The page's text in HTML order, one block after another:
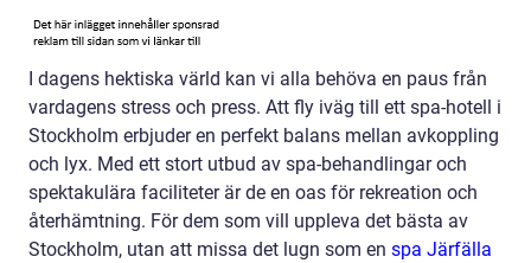
I dagens hektiska värld kan vi alla behöva en paus från
vardagens stress och press. Att fly iväg till ett spa-hotell i
Stockholm erbjuder en perfekt balans mellan avkoppling
och lyx. Med ett stort utbud av spa-behandlingar och
spektakulära faciliteter är de en oas för rekreation och
återhämtning. För dem som vill uppleva det bästa av
Stockholm, utan att missa det lugn som en spa Järfälla